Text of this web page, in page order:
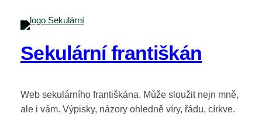
Sekulární františkán
Web sekulárního františkána. Může sloužit nejn mně,
ale i vám. Výpisky, názory ohledně víry, řádu, církve.